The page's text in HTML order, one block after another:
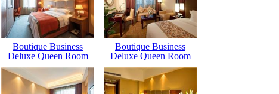
Boutique Business
Deluxe Queen Room
Boutique Business
Deluxe Queen Room